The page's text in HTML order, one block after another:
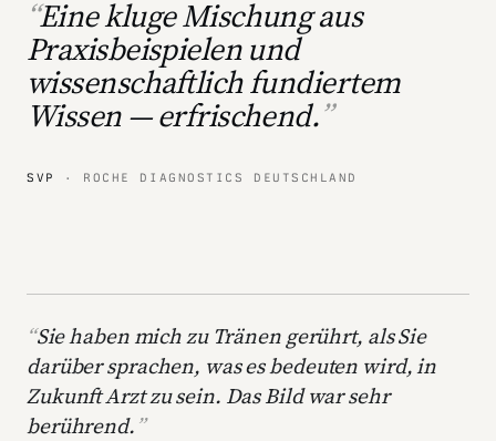
Eine kluge Mischung aus
Praxisbeispielen und
wissenschaftlich fundiertem
Wissen — erfrischend.
SVP · ROCHE DIAGNOSTICS DEUTSCHLAND
Sie haben mich zu Tränen gerührt, als Sie
darüber sprachen, was es bedeuten wird, in
Zukunft Arzt zu sein. Das Bild war sehr
berührend.